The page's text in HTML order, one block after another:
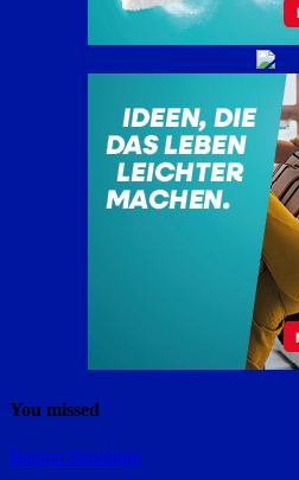
You missed
Region Straubing